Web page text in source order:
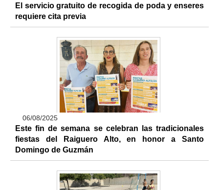
El servicio gratuito de recogida de poda y enseres
requiere cita previa
06/08/2025
Este fin de semana se celebran las tradicionales
fiestas del Raiguero Alto, en honor a Santo
Domingo de Guzmán